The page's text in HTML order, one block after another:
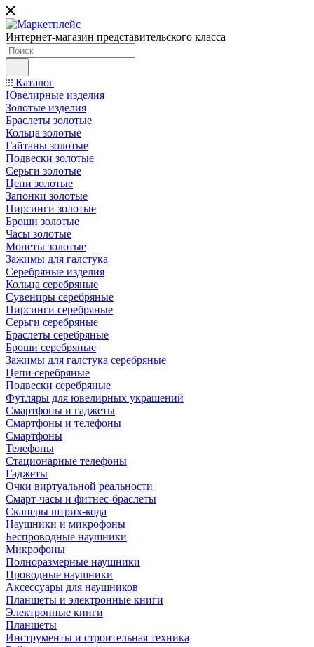
Интернет-магазин представительского класса
Каталог
Ювелирные изделия
Золотые изделия
Браслеты золотые
Кольца золотые
Гайтаны золотые
Подвески золотые
Серьги золотые
Цепи золотые
Запонки золотые
Пирсинги золотые
Броши золотые
Часы золотые
Монеты золотые
Зажимы для галстука
Серебряные изделия
Кольца серебряные
Сувениры серебряные
Пирсинги серебряные
Серьги серебряные
Браслеты серебряные
Броши серебряные
Зажимы для галстука серебряные
Цепи серебряные
Подвески серебряные
Футляры для ювелирных украшений
Смартфоны и гаджеты
Смартфоны и телефоны
Смартфоны
Телефоны
Стационарные телефоны
Гаджеты
Очки виртуальной реальности
Смарт-часы и фитнес-браслеты
Сканеры штрих-кода
Наушники и микрофоны
Беспроводные наушники
Микрофоны
Полноразмерные наушники
Проводные наушники
Аксессуары для наушников
Планшеты и электронные книги
Электронные книги
Планшеты
Инструменты и строительная техника